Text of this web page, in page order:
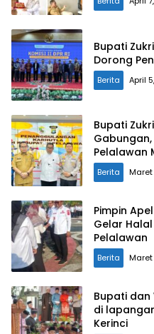
Bupati
Dorong
Berita April
Bupati
Pelalawan
Berita Maret
Pimpin
Gelar
Pelalawan
Berita Maret
Bupati dan
di
Kerinci